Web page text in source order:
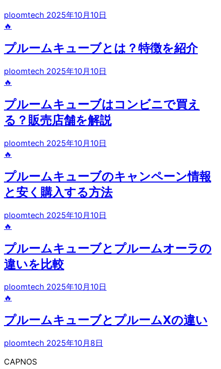
ploomtech 2025年10月10日
🔥
プルームキューブとは？特徴を紹介
ploomtech 2025年10月10日
🔥
プルームキューブはコンビニで買え
る？販売店舗を解説
ploomtech 2025年10月10日
🔥
プルームキューブのキャンペーン情報
と安く購入する方法
ploomtech 2025年10月10日
🔥
プルームキューブとプルームオーラの
違いを比較
ploomtech 2025年10月10日
🔥
プルームキューブとプルームXの違い
ploomtech 2025年10月8日
CAPNOS